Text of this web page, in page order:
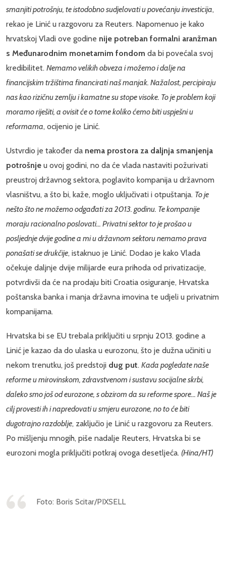
smanjiti potrošnju, te istodobno sudjelovati u povećanju investicija,
rekao je Linić u razgovoru za Reuters. Napomenuo je kako
hrvatskoj Vladi ove godine nije potreban formalni aranžman
s Međunarodnim monetarnim fondom da bi povećala svoj
kredibilitet. Nemamo velikih obveza i možemo i dalje na
financijskim tržištima financirati naš manjak. Nažalost, percipiraju
nas kao rizičnu zemlju i kamatne su stope visoke. To je problem koji
moramo riješiti, a ovisit će o tome koliko ćemo biti uspješni u
reformama, ocijenio je Linić.
Ustvrdio je također da nema prostora za daljnja smanjenja
potrošnje u ovoj godini, no da će vlada nastaviti požurivati
preustroj državnog sektora, poglavito kompanija u državnom
vlasništvu, a što bi, kaže, moglo uključivati i otpuštanja. To je
nešto što ne možemo odgađati za 2013. godinu. Te kompanije
moraju racionalno poslovati... Privatni sektor to je prošao u
posljednje dvije godine a mi u državnom sektoru nemamo prava
ponašati se drukčije, istaknuo je Linić. Dodao je kako Vlada
očekuje daljnje dvije milijarde eura prihoda od privatizacije,
potvrdivši da će na prodaju biti Croatia osiguranje, Hrvatska
poštanska banka i manja državna imovina te udjeli u privatnim
kompanijama.
Hrvatska bi se EU trebala priključiti u srpnju 2013. godine a
Linić je kazao da do ulaska u eurozonu, što je dužna učiniti u
nekom trenutku, još predstoji dug put. Kada pogledate naše
reforme u mirovinskom, zdravstvenom i sustavu socijalne skrbi,
daleko smo još od eurozone, s obzirom da su reforme spore... Naš je
cilj provesti ih i napredovati u smjeru eurozone, no to će biti
dugotrajno razdoblje, zaključio je Linić u razgovoru za Reuters.
Po mišljenju mnogih, piše nadalje Reuters, Hrvatska bi se
eurozoni mogla priključiti potkraj ovoga desetljeća. (Hina/HT)
Foto: Boris Scitar/PIXSELL